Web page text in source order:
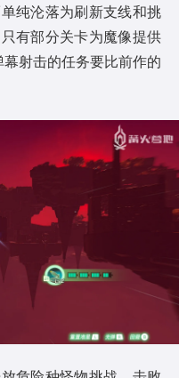
纯沦落为刷新支线和挑
有部分关卡为魔像提供
射击的任务要比前作的